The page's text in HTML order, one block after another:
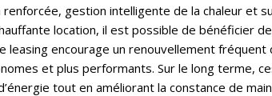
renforcée, gestion intelligente de la chaleur et
location, il est possible de bénéficier
leasing encourage un renouvellement fréquent
et plus performants. Sur le long terme,
tout en améliorant la constance de